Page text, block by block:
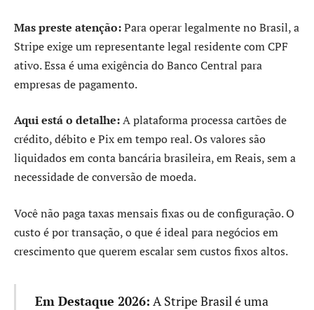
Mas preste atenção:Para operar legalmente no Brasil, a
Stripe exige um representante legal residente com CPF
ativo. Essa é uma exigência do Banco Central para
empresas de pagamento.
Aqui está o detalhe:A plataforma processa cartões de
crédito, débito e Pix em tempo real. Os valores são
liquidados em conta bancária brasileira, em Reais, sem a
necessidade de conversão de moeda.
Você não paga taxas mensais fixas ou de configuração. O
custo é por transação, o que é ideal para negócios em
crescimento que querem escalar sem custos fixos altos.
Em Destaque 2026: A Stripe Brasil é uma